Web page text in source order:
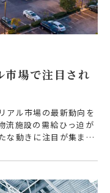
市場で注目され
アル市場の最新動向を
流施設の需給ひっ迫が
な動きに注目が集まっ